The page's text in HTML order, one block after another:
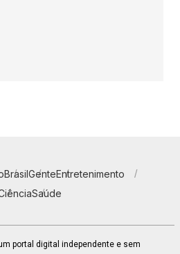
BrasilGenteEntretenimento
Saúde
um portal digital independente e sem